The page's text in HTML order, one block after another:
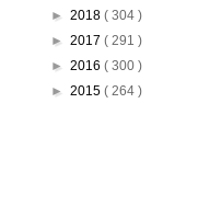
► 2018 ( 304 )
► 2017 ( 291 )
► 2016 ( 300 )
► 2015 ( 264 )